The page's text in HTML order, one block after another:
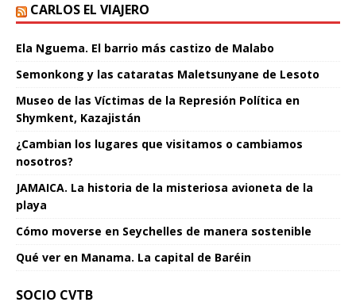
CARLOS EL VIAJERO
Ela Nguema. El barrio más castizo de Malabo
Semonkong y las cataratas Maletsunyane de Lesoto
Museo de las Víctimas de la Represión Política en
Shymkent, Kazajistán
¿Cambian los lugares que visitamos o cambiamos
nosotros?
JAMAICA. La historia de la misteriosa avioneta de la
playa
Cómo moverse en Seychelles de manera sostenible
Qué ver en Manama. La capital de Baréin
SOCIO CVTB